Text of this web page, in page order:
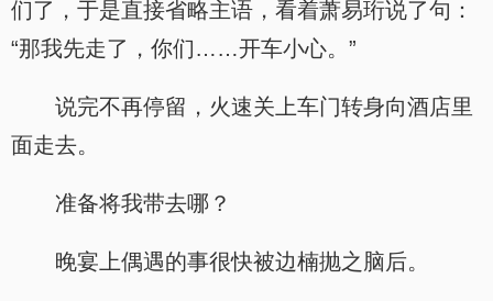
们了，于是直接省略主语，看着萧易珩说了句：
“那我先走了，你们……开车小心。”
说完不再停留，火速关上车门转身向酒店里
面走去。
准备将我带去哪？
晚宴上偶遇的事很快被边楠抛之脑后。